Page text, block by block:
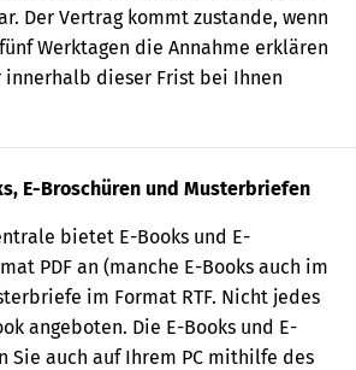
Der Vertrag kommt zustande, wenn
Werktagen die Annahme erklären
innerhalb dieser Frist bei Ihnen
E-Broschüren und Musterbriefen
bietet E-Books und E-
PDF an (manche E-Books auch im
im Format RTF. Nicht jedes
angeboten. Die E-Books und E-
Sie auch auf Ihrem PC mithilfe des